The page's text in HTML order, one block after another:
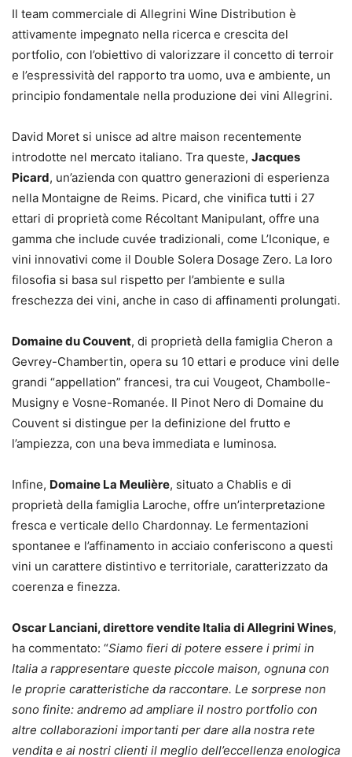
Il team commerciale di Allegrini Wine Distribution è
attivamente impegnato nella ricerca e crescita del
portfolio, con l’obiettivo di valorizzare il concetto di terroir
e l’espressività del rapporto tra uomo, uva e ambiente, un
principio fondamentale nella produzione dei vini Allegrini.
David Moret si unisce ad altre maison recentemente
introdotte nel mercato italiano. Tra queste, Jacques
Picard, un’azienda con quattro generazioni di esperienza
nella Montaigne de Reims. Picard, che vinifica tutti i 27
ettari di proprietà come Récoltant Manipulant, offre una
gamma che include cuvée tradizionali, come L’Iconique, e
vini innovativi come il Double Solera Dosage Zero. La loro
filosofia si basa sul rispetto per l’ambiente e sulla
freschezza dei vini, anche in caso di affinamenti prolungati.
Domaine du Couvent, di proprietà della famiglia Cheron a
Gevrey-Chambertin, opera su 10 ettari e produce vini delle
grandi “appellation” francesi, tra cui Vougeot, Chambolle-
Musigny e Vosne-Romanée. Il Pinot Nero di Domaine du
Couvent si distingue per la definizione del frutto e
l’ampiezza, con una beva immediata e luminosa.
Infine, Domaine La Meulière, situato a Chablis e di
proprietà della famiglia Laroche, offre un’interpretazione
fresca e verticale dello Chardonnay. Le fermentazioni
spontanee e l’affinamento in acciaio conferiscono a questi
vini un carattere distintivo e territoriale, caratterizzato da
coerenza e finezza.
Oscar Lanciani, direttore vendite Italia di Allegrini Wines,
ha commentato: “Siamo fieri di potere essere i primi in
Italia a rappresentare queste piccole maison, ognuna con
le proprie caratteristiche da raccontare. Le sorprese non
sono finite: andremo ad ampliare il nostro portfolio con
altre collaborazioni importanti per dare alla nostra rete
vendita e ai nostri clienti il meglio dell’eccellenza enologica